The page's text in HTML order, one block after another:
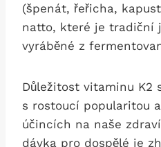
(špenát, řeřicha,
natto, které je tradiční
vyráběné z
Důležitost vitaminu K2
s rostoucí popularitou
účincích na naše
dávka pro dospělé je